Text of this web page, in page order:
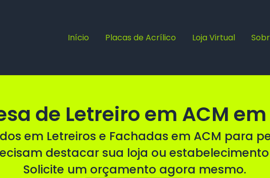
Início Placas de Acrílico Loja Virtual
de Letreiro em ACM
em Letreiros e Fachadas em ACM para
destacar sua loja ou
Solicite um orçamento agora mesmo.